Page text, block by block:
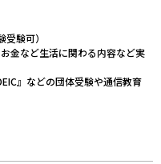
験可）
金など生活に関わる内容など実
』などの団体受験や通信教育